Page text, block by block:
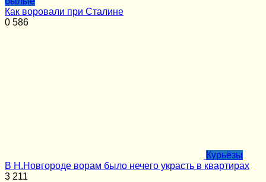
Как воровали при Сталине
0 586
Курьёзы
В Н.Новгороде ворам было нечего украсть в квартирах
3 211